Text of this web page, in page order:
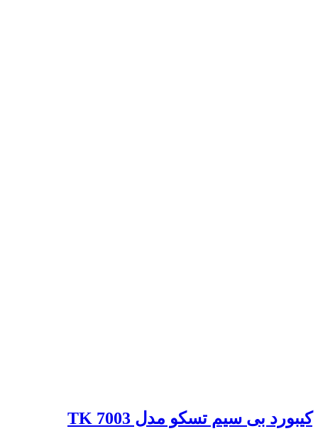
کیبورد بی سیم تسکو مدل TK 7003